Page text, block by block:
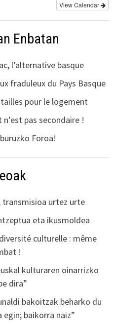
View Calendar
Enbatan
l’alternative basque
fraduleux du Pays Basque
pour le logement
pas secondaire !
Foroa!
transmisioa urtez urte
eta ikusmoldea
culturelle : même
!
kulturaren oinarrizko
dira”
bakoitzak beharko du
egin; baikorra naiz”